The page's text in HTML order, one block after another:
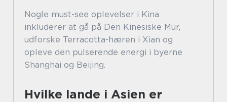
Nogle must-see oplevelser i Kina
inkluderer at gå på Den Kinesiske Mur,
udforske Terracotta-hæren i Xian og
opleve den pulserende energi i byerne
Shanghai og Beijing.
Hvilke lande i Asien er